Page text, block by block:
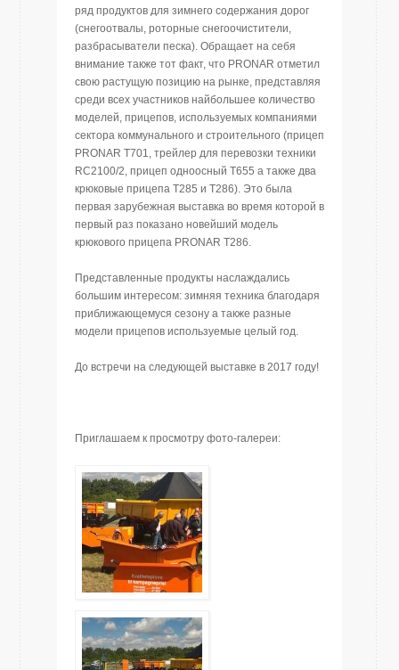
ряд продуктов для зимнего содержания дорог
(снегоотвалы, роторные снегоочистители,
разбрасыватели песка). Обращает на себя
внимание также тот факт, что PRONAR отметил
свою растущую позицию на рынке, представляя
среди всех участников найбольшее количество
моделей, прицепов, используемых компаниями
сектора коммунального и строительного (прицеп
PRONAR T701, трейлер для перевозки техники
RC2100/2, прицеп одноосный T655 а также два
крюковые прицепа T285 и T286). Это была
первая зарубежная выставка во время которой в
первый раз показано новейший модель
крюкового прицепа PRONAR T286.
Представленные продукты наслаждались
большим интересом: зимняя техника благодаря
приближающемуся сезону а также разные
модели прицепов используемые целый год.
До встречи на следующей выставке в 2017 году!
Приглашаем к просмотру фото-галереи: